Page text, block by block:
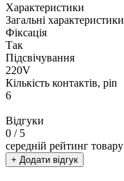
Характеристики
Загальні характеристики
Фіксація
Так
Підсвічування
220V
Кількість контактів, pin
6
Відгуки
0 / 5
середній рейтинг товару
+ Додати відгук